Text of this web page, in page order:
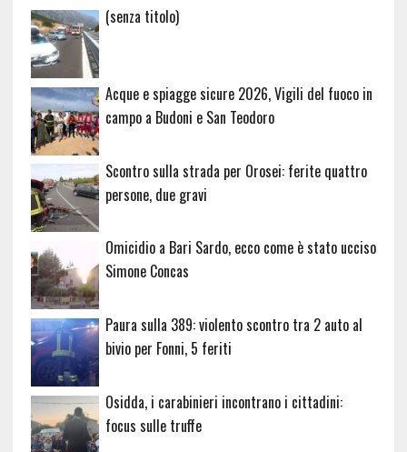
(senza titolo)Articolo
Acque e spiagge sicure 2026, Vigili del fuoco in
campo a Budoni e San Teodoro
Scontro sulla strada per Orosei: ferite quattro
persone, due gravi
Omicidio a Bari Sardo, ecco come è stato ucciso
Simone Concas
Paura sulla 389: violento scontro tra 2 auto al
bivio per Fonni, 5 feriti
Osidda, i carabinieri incontrano i cittadini:
focus sulle truffe